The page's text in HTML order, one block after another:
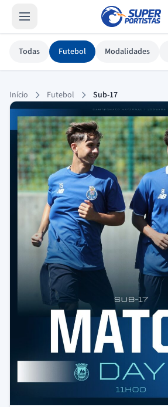
Todas Futebol Modalidades
Sub-17
Início Futebol Sub-17